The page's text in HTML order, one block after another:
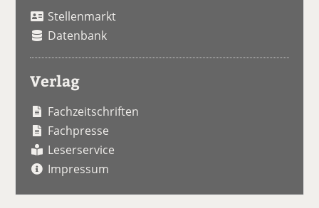
Stellenmarkt
Datenbank
Verlag
Fachzeitschriften
Fachpresse
Leserservice
Impressum